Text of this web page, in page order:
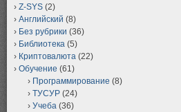
Z-SYS (2)
Английский (8)
Без рубрики (36)
Библиотека (5)
Криптовалюта (22)
Обучение (61)
Программирование (8)
ТУСУР (24)
Учеба (36)